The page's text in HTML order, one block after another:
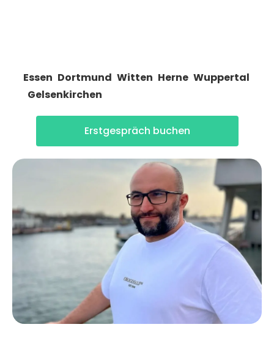
Essen Dortmund Witten Herne Wuppertal
Gelsenkirchen
Erstgespräch buchen